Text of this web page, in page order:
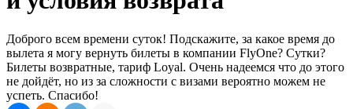
Доброго всем времени суток! Подскажите, за какое время до
вылета я могу вернуть билеты в компании FlyOne? Сутки?
Билеты возвратные, тариф Loyal. Очень надеемся что до этого
не дойдёт, но из за сложности с визами вероятно можем не
успеть. Спасибо!